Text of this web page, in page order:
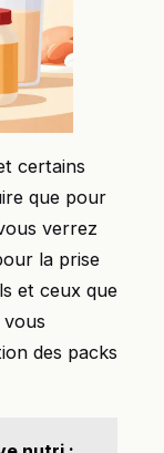
certains
que pour
verrez
la prise
et ceux que
des packs